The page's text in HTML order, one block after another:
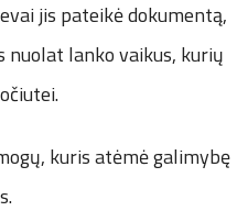
jis pateikė dokumentą,
nuolat lanko vaikus, kurių
kuris atėmė galimybę